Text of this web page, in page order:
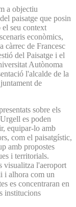
a objectiu
paisatge que posin
seu context
econòmics,
càrrec de Francesc
del Paisatge i el
Autònoma
l'alcalde de la
de
sobre els
es poden
equipar-lo amb
com el paisatgístic,
amb propostes
i territorials.
visualitza l'aeroport
i alhora com un
es concentraran en
institucions